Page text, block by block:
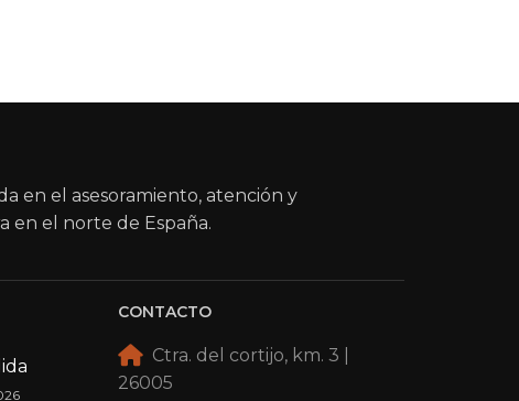
en el asesoramiento, atención y
en el norte de España.
CONTACTO
Ctra. del cortijo, km. 3 |
26005